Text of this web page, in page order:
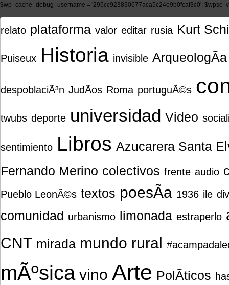
$wp_cache_debug_username = '295cc923830677aca5c24e9b0fcaf3c0';
relato plataforma valor editar rusia Kurt
Puiseux Historia invisible
despoblaciÃ³n JudÃ­os Roma portuguÃ©s
twubs deporte universidad Video
sentimiento Libros Azucarera Santa
Fernando Merino colectivos frente audio
Pueblo LeonÃ©s textos poesÃ­a 1936 ile
comunidad urbanismo limonada estraperlo
CNT mirada mundo rural
mÃºsica vino Arte PolÃ­ticos